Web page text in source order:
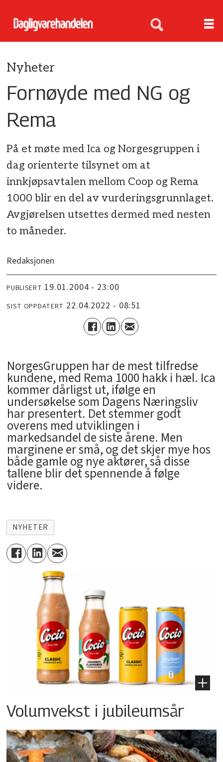
Nyheter
Fornøyde med NG og
Rema
På et møte med Ica og Norgesgruppen i
dag orienterte tilsynet om at
innkjøpsavtalen mellom Coop og Rema
1000 blir en del av vurderingsgrunnlaget.
Avgjørelsen utsettes dermed med nesten
to måneder.
Redaksjonen
PUBLISERT 19.01.2004 - 23:00
SIST OPPDATERT 22.04.2022 - 08:51
NorgesGruppen har de mest tilfredse
kundene, med Rema 1000 hakk i hæl. Ica
kommer dårligst ut, ifølge en
undersøkelse som Dagens Næringsliv
har presentert. Det stemmer godt
overens med utviklingen i
markedsandel de siste årene. Men
marginene er små, og det skjer mye hos
både gamle og nye aktører, så disse
tallene blir det spennende å følge
videre.
NYHETER
Volumvekst i jubileumsår